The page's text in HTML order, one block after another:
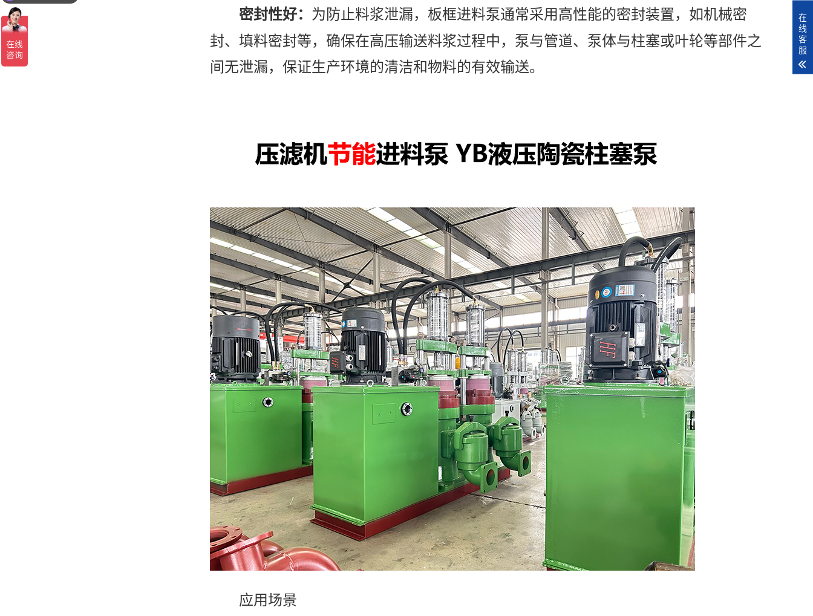
密封性好： 为防止料浆泄漏，板框进料泵通常采用高性能的密封装置，如机械密
封、填料密封等，确保在高压输送料浆过程中，泵与管道、泵体与柱塞或叶轮等部件之
间无泄漏，保证生产环境的清洁和物料的有效输送。
应用场景
在
线
客
服